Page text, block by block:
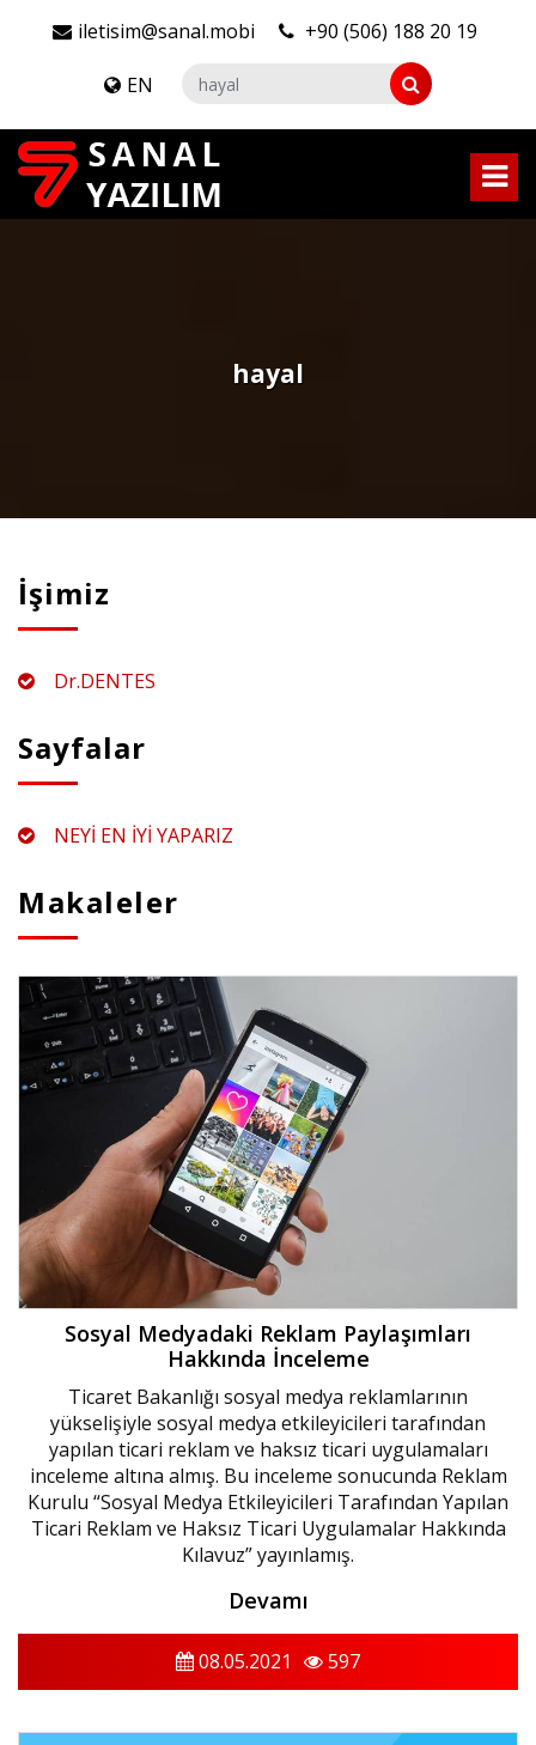
iletisim@sanal.mobi +90 (506) 188 20 19
EN
hayal
İşimiz
Dr.DENTES
Sayfalar
NEYİ EN İYİ YAPARIZ
Makaleler
Sosyal Medyadaki Reklam Paylaşımları
Hakkında İnceleme
Ticaret Bakanlığı sosyal medya reklamlarının
yükselişiyle sosyal medya etkileyicileri tarafından
yapılan ticari reklam ve haksız ticari uygulamaları
inceleme altına almış. Bu inceleme sonucunda Reklam
Kurulu “Sosyal Medya Etkileyicileri Tarafından Yapılan
Ticari Reklam ve Haksız Ticari Uygulamalar Hakkında
Kılavuz” yayınlamış.
Devamı
08.05.2021 597